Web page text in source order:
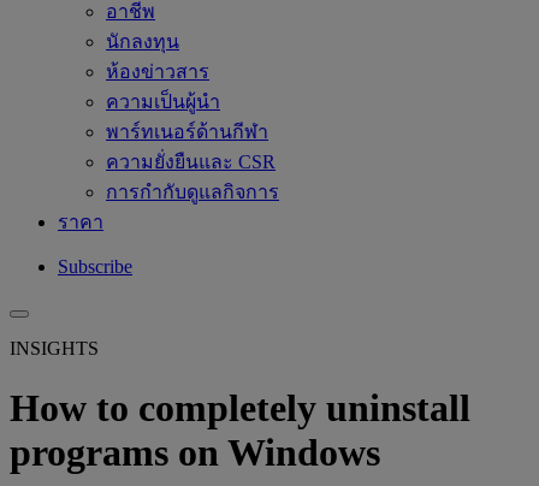
อาชีพ
นักลงทุน
ห้องข่าวสาร
ความเป็นผู้นำ
พาร์ทเนอร์ด้านกีฬา
ความยั่งยืนและ CSR
การกำกับดูแลกิจการ
ราคา
Subscribe
INSIGHTS
How to completely uninstall
programs on Windows